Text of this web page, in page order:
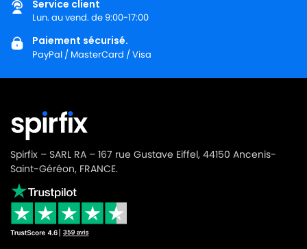
Service client
Lun. au vend. de 9:00-17:00
Paiement sécurisé.
PayPal / MasterCard / Visa
Spirfix – SARL RA – 167 rue Gustave Eiffel, 44150 Ancenis-
Saint-Géréon, FRANCE.